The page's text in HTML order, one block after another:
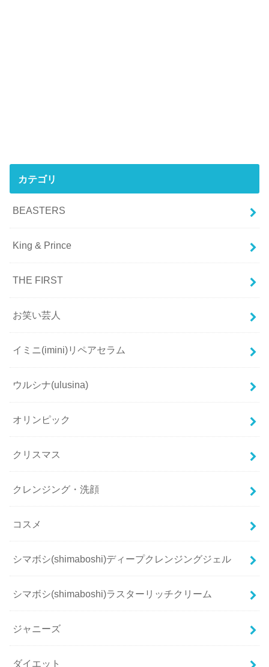
カテゴリ
BEASTERS
King & Prince
THE FIRST
お笑い芸人
イミニ(imini)リペアセラム
ウルシナ(ulusina)
オリンピック
クリスマス
クレンジング・洗顔
コスメ
シマボシ(shimaboshi)ディープクレンジングジェル
シマボシ(shimaboshi)ラスターリッチクリーム
ジャニーズ
ダイエット